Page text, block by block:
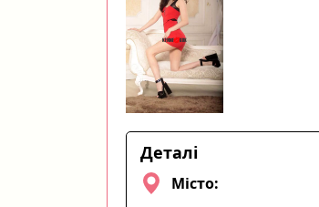
Деталі
Місто: